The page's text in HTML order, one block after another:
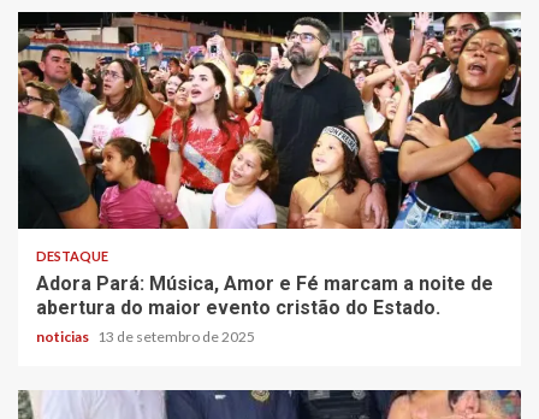
DESTAQUE
Adora Pará: Música, Amor e Fé marcam a noite de
abertura do maior evento cristão do Estado.
noticias 13 de setembro de 2025